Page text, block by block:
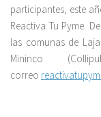
participantes, este
Reactiva Tu Pyme.
las comunas de
Mininco
correo